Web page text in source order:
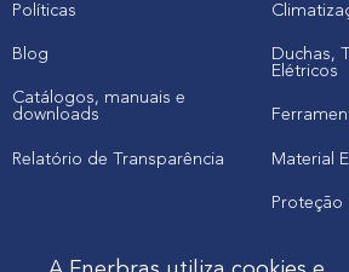
Políticas
Blog
Catálogos, manuais e
downloads
Relatório de Transparência
Duchas,
Elétricos
Material
Proteção